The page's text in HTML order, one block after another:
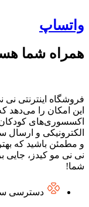
واتساپ
همراه شما
این امکان را می‌دهد
اکسسوری‌های کودکان
الکترونیکی و ارسال
و مطمئن باشید که
نی نی مو کیدز،
شما!
دسترسی